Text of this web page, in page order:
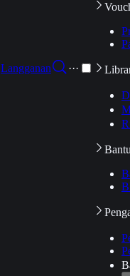
Langganan
···